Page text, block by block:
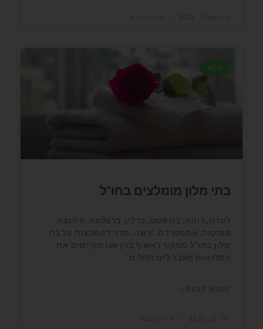
בלוג
בתי מלון מומלצים בחו"ל
לונדון, רומא, בודפשט, ברלין, ברצלונה ,פירנצה,
טוסקנה, אמסטרדם, ורשה, מדרידהמלצות על בתי
מלון בחו"ל ממקור ראשון! בהן אנו מקיימים את
הסדנאות מעבר לים החל מ
READ MORE »